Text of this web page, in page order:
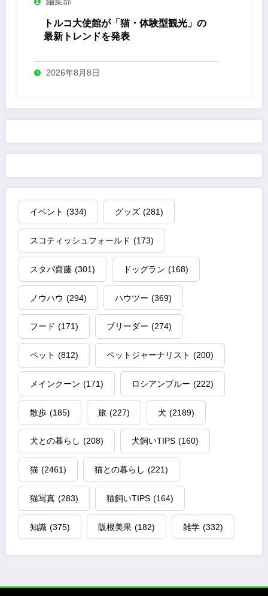
トルコ大使館が「猫・体験型観光」の
最新トレンドを発表
2026年8月8日
イベント (334) グッズ (281)
スコティッシュフォールド (173)
スタパ齋藤 (301) ドッグラン (168)
ノウハウ (294) ハウツー (369)
フード (171) ブリーダー (274)
ペット (812) ペットジャーナリスト (200)
メインクーン (171) ロシアンブルー (222)
散歩 (185) 旅 (227) 犬 (2189)
犬との暮らし (208) 犬飼いTIPS (160)
猫 (2461) 猫との暮らし (221)
猫写真 (283) 猫飼いTIPS (164)
知識 (375) 阪根美果 (182) 雑学 (332)